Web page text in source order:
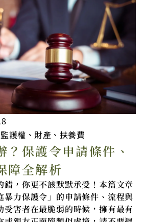
護權、財產、扶養費
？保護令申請條件、
障全解析
錯，你更不該默默承受！本篇文章
暴力保護令」的申請條件、流程與
受害者在最脆弱的時候，擁有最有